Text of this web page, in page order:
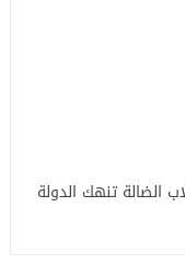
الضالة تنهك الدولة